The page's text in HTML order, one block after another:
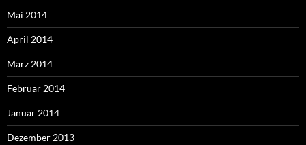
Mai 2014
April 2014
März 2014
Februar 2014
Januar 2014
Dezember 2013